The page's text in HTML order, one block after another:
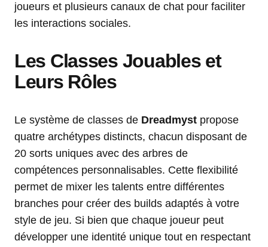
joueurs et plusieurs canaux de chat pour faciliter
les interactions sociales.
Les Classes Jouables et
Leurs Rôles
Le système de classes de Dreadmyst propose
quatre archétypes distincts, chacun disposant de
20 sorts uniques avec des arbres de
compétences personnalisables. Cette flexibilité
permet de mixer les talents entre différentes
branches pour créer des builds adaptés à votre
style de jeu. Si bien que chaque joueur peut
développer une identité unique tout en respectant